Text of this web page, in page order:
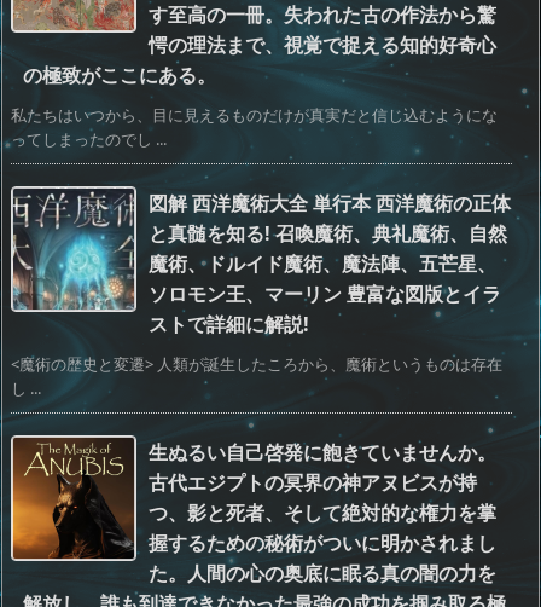
す至高の一冊。失われた古の作法から驚
愕の理法まで、視覚で捉える知的好奇心
の極致がここにある。
私たちはいつから、目に見えるものだけが真実だと信じ込むようにな
ってしまったのでし ...
図解 西洋魔術大全 単行本 西洋魔術の正体
と真髄を知る! 召喚魔術、典礼魔術、自然
魔術、ドルイド魔術、魔法陣、五芒星、
ソロモン王、マーリン 豊富な図版とイラ
ストで詳細に解説!
<魔術の歴史と変遷> 人類が誕生したころから、魔術というものは存在
し ...
生ぬるい自己啓発に飽きていませんか。
古代エジプトの冥界の神アヌビスが持
つ、影と死者、そして絶対的な権力を掌
握するための秘術がついに明かされまし
た。人間の心の奥底に眠る真の闇の力を